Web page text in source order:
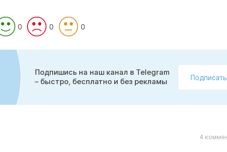
0 0 0
Подпишись на наш канал в Telegram
– быстро, бесплатно и без рекламы
4